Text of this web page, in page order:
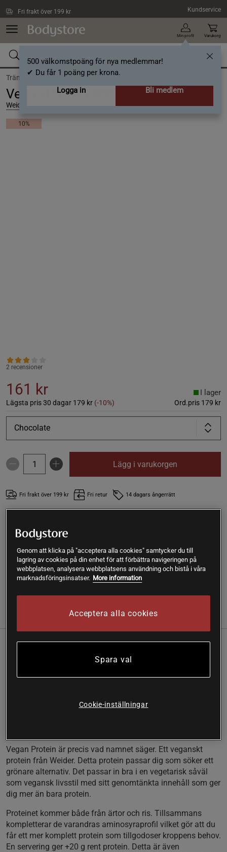
Fri frakt över 199 kr Kundservice
Min profil
500 välkomstpoäng för nya medlemmar!
✔ Du får 1 poäng per krona.
Logga in
Bli medlem
Varukorg
Träning / Proteinpulver /Veganskt proteinpulver
Vegan Protein 300 g Chocolate
Weider
10%
2 recensioner
161 kr
Lägsta pris 30 dagar 179 kr (-10%) Ord.pris 179 kr
I lager
Chocolate
Lägg i varukorgen
Fri frakt över 199 kr Fri retur 14 dagars ångerrätt
Vegan Protein 300 g, är ett veganskt proteinpulver från
Weider som kombinerar protein från ärtor och ris. Även
berikad med vitamin B12.
Läs mer
Recensioner(2) Näring & Ingredienser
extra vitamin B12. Ett grönare val av protein som
passar utmärkt efter träning eller som mellanmål.
Ärt- och risprotein
Vegan Protein är precis vad namnet säger. Ett veganskt
protein från Weider. Detta protein passar dig som söker ett
grönare alternativ. Det passar in bra i en vegetarisk såväl
som vegansk livsstil med sitt genomtänkta innehåll som ger
dig mer än bara protein.
Proteinet kommer både från ärtor och ris. Tillsammans
kompletterar de varandras aminosyraprofil vilket gör att du
får ett mer komplett protein som tillgodoser kroppens behov.
En servering ger +20 g rent protein. Detta är även
Genom att klicka på "acceptera alla cookies" samtycker du till
lagring av cookies på din enhet för att förbättra navigeringen på
webbplatsen, analysera webbplatsens användning och bistå i våra
marknadsföringsinsatser. More information
Acceptera alla cookies
Spara val
Cookie-inställningar